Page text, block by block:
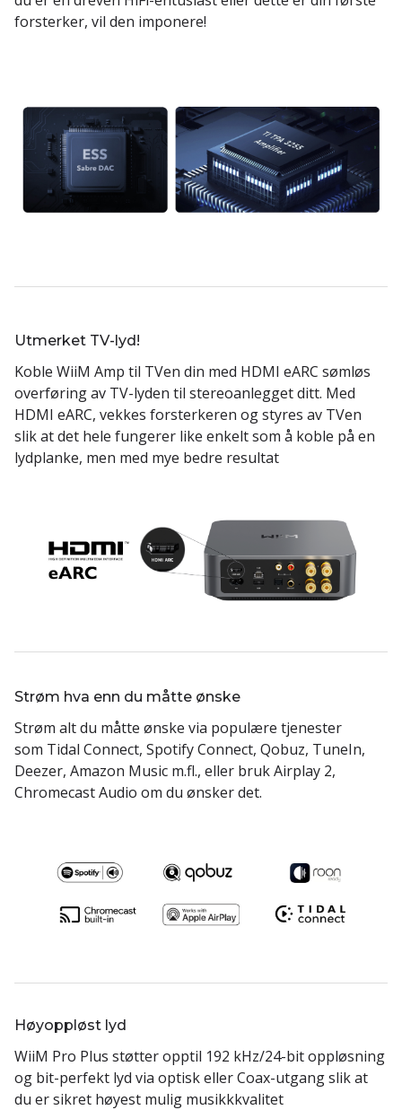
forsterker, vil den imponere!
Utmerket TV-lyd!
Koble WiiM Amp til TVen din med HDMI eARC sømløs
overføring av TV-lyden til stereoanlegget ditt. Med
HDMI eARC, vekkes forsterkeren og styres av TVen
slik at det hele fungerer like enkelt som å koble på en
lydplanke, men med mye bedre resultat
Strøm hva enn du måtte ønske
Strøm alt du måtte ønske via populære tjenester
som Tidal Connect, Spotify Connect, Qobuz, TuneIn,
Deezer, Amazon Music m.fl., eller bruk Airplay 2,
Chromecast Audio om du ønsker det.
Høyoppløst lyd
WiiM Pro Plus støtter opptil 192 kHz/24-bit oppløsning
og bit-perfekt lyd via optisk eller Coax-utgang slik at
du er sikret høyest mulig musikkkvalitet